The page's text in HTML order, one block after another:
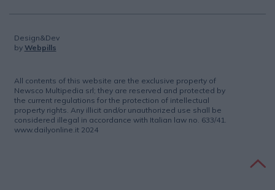
Design&Dev
by Webpills
All contents of this website are the exclusive property of
Newsco Multipedia srl; they are reserved and protected by
the current regulations for the protection of intellectual
property rights. Any illicit and/or unauthorized use shall be
considered illegal in accordance with Italian law no. 633/41.
www.dailyonline.it 2024